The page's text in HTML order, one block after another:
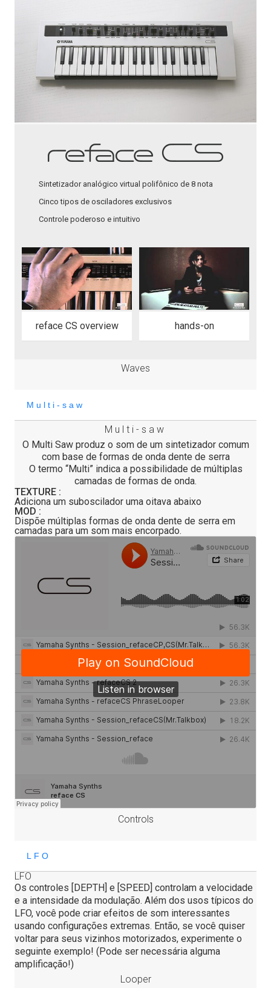
Sintetizador analógico virtual polifônico de 8 nota
Cinco tipos de osciladores exclusivos
Controle poderoso e intuitivo
hands-on
reface CS overview
Waves
Multi-saw
O Multi Saw produz o som de um sintetizador comum
com base de formas de onda dente de serra
O termo “Multi” indica a possibilidade de múltiplas
camadas de formas de onda.
TEXTURE :
Adiciona um suboscilador uma oitava abaixo
MOD :
Dispõe múltiplas formas de onda dente de serra em
camadas para um som mais encorpado.
Controls
LFO
Os controles [DEPTH] e [SPEED] controlam a velocidade
e a intensidade da modulação. Além dos usos típicos do
LFO, você pode criar efeitos de som interessantes
usando configurações extremas. Então, se você quiser
voltar para seus vizinhos motorizados, experimente o
seguinte exemplo! (Pode ser necessária alguma
amplificação!)
Looper